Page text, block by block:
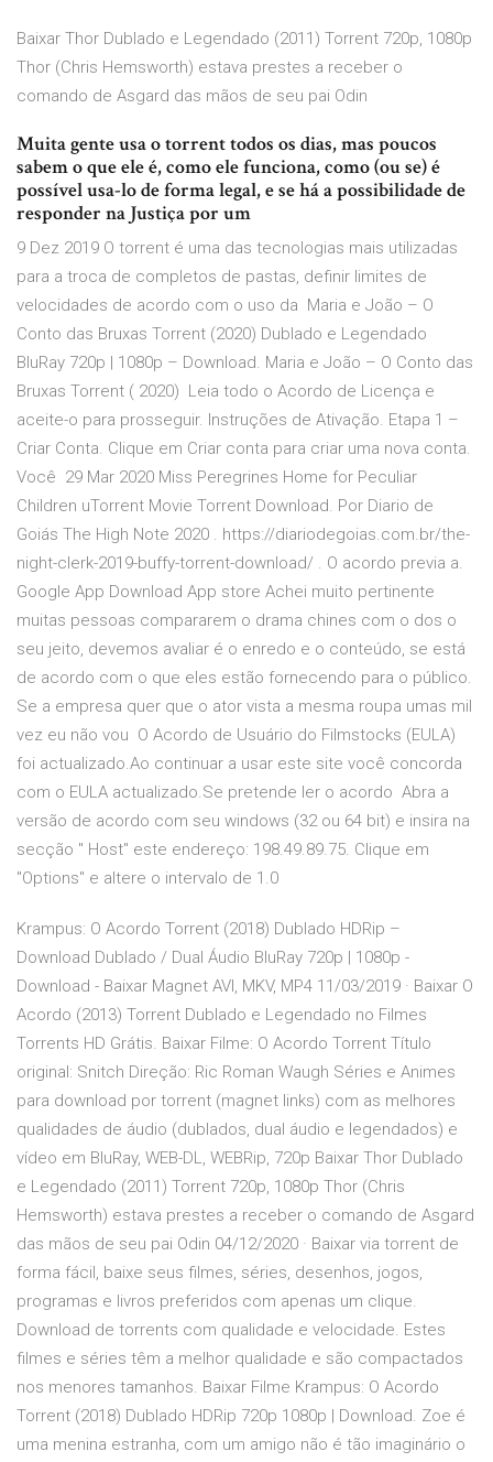
Baixar Thor Dublado e Legendado (2011) Torrent 720p, 1080p
Thor (Chris Hemsworth) estava prestes a receber o
comando de Asgard das mãos de seu pai Odin
Muita gente usa o torrent todos os dias, mas poucos
sabem o que ele é, como ele funciona, como (ou se) é
possível usa-lo de forma legal, e se há a possibilidade de
responder na Justiça por um
9 Dez 2019 O torrent é uma das tecnologias mais utilizadas
para a troca de completos de pastas, definir limites de
velocidades de acordo com o uso da Maria e João – O
Conto das Bruxas Torrent (2020) Dublado e Legendado
BluRay 720p | 1080p – Download. Maria e João – O Conto das
Bruxas Torrent ( 2020) Leia todo o Acordo de Licença e
aceite-o para prosseguir. Instruções de Ativação. Etapa 1 –
Criar Conta. Clique em Criar conta para criar uma nova conta.
Você 29 Mar 2020 Miss Peregrines Home for Peculiar
Children uTorrent Movie Torrent Download. Por Diario de
Goiás The High Note 2020 . https://diariodegoias.com.br/the-
night-clerk-2019-buffy-torrent-download/ . O acordo previa a.
Google App Download App store Achei muito pertinente
muitas pessoas compararem o drama chines com o dos o
seu jeito, devemos avaliar é o enredo e o conteúdo, se está
de acordo com o que eles estão fornecendo para o público.
Se a empresa quer que o ator vista a mesma roupa umas mil
vez eu não vou O Acordo de Usuário do Filmstocks (EULA)
foi actualizado.Ao continuar a usar este site você concorda
com o EULA actualizado.Se pretende ler o acordo Abra a
versão de acordo com seu windows (32 ou 64 bit) e insira na
secção " Host" este endereço: 198.49.89.75. Clique em
"Options" e altere o intervalo de 1.0
Krampus: O Acordo Torrent (2018) Dublado HDRip –
Download Dublado / Dual Áudio BluRay 720p | 1080p -
Download - Baixar Magnet AVI, MKV, MP4 11/03/2019 · Baixar O
Acordo (2013) Torrent Dublado e Legendado no Filmes
Torrents HD Grátis. Baixar Filme: O Acordo Torrent Título
original: Snitch Direção: Ric Roman Waugh Séries e Animes
para download por torrent (magnet links) com as melhores
qualidades de áudio (dublados, dual áudio e legendados) e
vídeo em BluRay, WEB-DL, WEBRip, 720p Baixar Thor Dublado
e Legendado (2011) Torrent 720p, 1080p Thor (Chris
Hemsworth) estava prestes a receber o comando de Asgard
das mãos de seu pai Odin 04/12/2020 · Baixar via torrent de
forma fácil, baixe seus filmes, séries, desenhos, jogos,
programas e livros preferidos com apenas um clique.
Download de torrents com qualidade e velocidade. Estes
filmes e séries têm a melhor qualidade e são compactados
nos menores tamanhos. Baixar Filme Krampus: O Acordo
Torrent (2018) Dublado HDRip 720p 1080p | Download. Zoe é
uma menina estranha, com um amigo não é tão imaginário o